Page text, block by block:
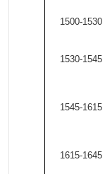
1500-1530
1530-1545
1545-1615
1615-1645